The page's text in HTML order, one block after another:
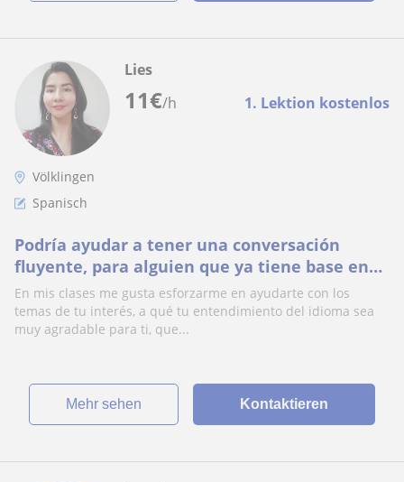
11€/h 1. Lektion kostenlos
Lies
Völklingen
Spanisch
Podría ayudar a tener una conversación
fluyente, para alguien que ya tiene base en
español
En mis clases me gusta esforzarme en ayudarte con los
temas de tu interés, a qué tu entendimiento del idioma sea
muy agradable para ti, que...
Mehr sehen Kontaktieren